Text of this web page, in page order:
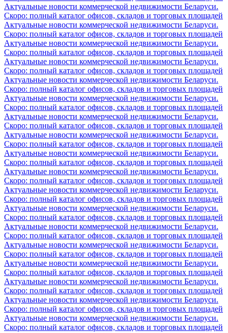
Актуальные новости коммерческой недвижимости Беларуси.
Скоро: полный каталог офисов, складов и торговых площадей
Актуальные новости коммерческой недвижимости Беларуси.
Скоро: полный каталог офисов, складов и торговых площадей
Актуальные новости коммерческой недвижимости Беларуси.
Скоро: полный каталог офисов, складов и торговых площадей
Актуальные новости коммерческой недвижимости Беларуси.
Скоро: полный каталог офисов, складов и торговых площадей
Актуальные новости коммерческой недвижимости Беларуси.
Скоро: полный каталог офисов, складов и торговых площадей
Актуальные новости коммерческой недвижимости Беларуси.
Скоро: полный каталог офисов, складов и торговых площадей
Актуальные новости коммерческой недвижимости Беларуси.
Скоро: полный каталог офисов, складов и торговых площадей
Актуальные новости коммерческой недвижимости Беларуси.
Скоро: полный каталог офисов, складов и торговых площадей
Актуальные новости коммерческой недвижимости Беларуси.
Скоро: полный каталог офисов, складов и торговых площадей
Актуальные новости коммерческой недвижимости Беларуси.
Скоро: полный каталог офисов, складов и торговых площадей
Актуальные новости коммерческой недвижимости Беларуси.
Скоро: полный каталог офисов, складов и торговых площадей
Актуальные новости коммерческой недвижимости Беларуси.
Скоро: полный каталог офисов, складов и торговых площадей
Актуальные новости коммерческой недвижимости Беларуси.
Скоро: полный каталог офисов, складов и торговых площадей
Актуальные новости коммерческой недвижимости Беларуси.
Скоро: полный каталог офисов, складов и торговых площадей
Актуальные новости коммерческой недвижимости Беларуси.
Скоро: полный каталог офисов, складов и торговых площадей
Актуальные новости коммерческой недвижимости Беларуси.
Скоро: полный каталог офисов, складов и торговых площадей
Актуальные новости коммерческой недвижимости Беларуси.
Скоро: полный каталог офисов, складов и торговых площадей
Актуальные новости коммерческой недвижимости Беларуси.
Скоро: полный каталог офисов, складов и торговых площадей